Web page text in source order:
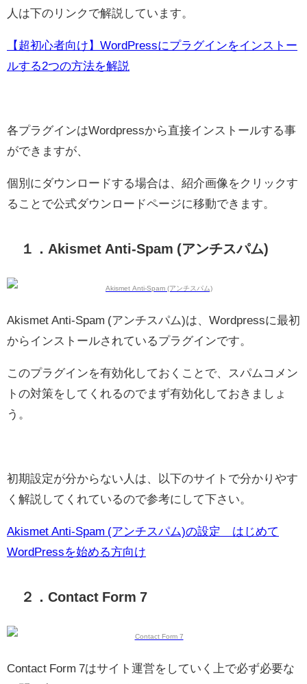
人は下のリンクで解説しています。
【超初心者向け】WordPressにプラグインをインストー
ルする2つの方法を解説
各プラグインはWordpressから直接インストールする事
ができますが、
個別にダウンロードする場合は、紹介画像をクリックす
ることで公式ダウンロードページに移動できます。
１．Akismet Anti-Spam (アンチスパム)
Akismet Anti-Spam (アンチスパム)は、Wordpressに最初
からインストールされているプラグインです。
このプラグインを有効化しておくことで、スパムコメン
トの対策をしてくれるのでまず有効化しておきましょ
う。
初期設定が分からない人は、以下のサイトで分かりやす
く解説してくれているので参考にして下さい。
Akismet Anti-Spam (アンチスパム)の設定 はじめて
WordPressを始める方向け
２．Contact Form 7
Contact Form 7はサイト運営をしていく上で必ず必要な